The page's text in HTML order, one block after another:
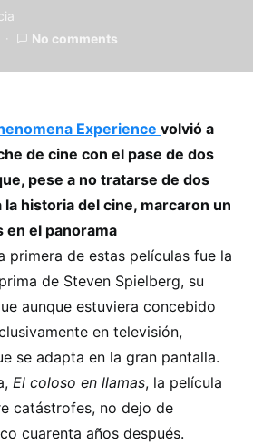
No comments
Experience volvió a
de cine con el pase de dos
pese a no tratarse de dos
historia del cine, marcaron un
en el panorama
primera de estas películas fue la
de Steven Spielberg, su
aunque estuviera concebido
en televisión,
se adapta en la gran pantalla.
El coloso en llamas, la película
catástrofes, no dejo de
cuarenta años después.